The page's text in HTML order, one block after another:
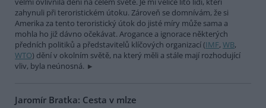
zahynuli při teroristickém útoku. Zároveň se domnívám, že si
Amerika za tento teroristický útok do jisté míry může sama a
mohla ho již dávno očekávat. Arogance a ignorace některých
předních politiků a představitelů klíčových organizací (IMF, WB,
WTO) dění v okolním světě, na který měli a stále mají rozhodující
vliv, byla neúnosná.
Jaromír Bratka: Cesta v mlze